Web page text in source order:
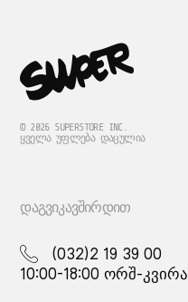
© 2026 SUPERSTORE INC.
ᲧᲕᲔᲚᲐ ᲣᲤᲚᲔᲑᲐ ᲓᲐᲪᲣᲚᲘᲐ
ᲓᲐᲒᲕᲘᲙᲐᲕᲨᲘᲠᲓᲘᲗ
(032)2 19 39 00
10:00-18:00 ორშ-კვირა